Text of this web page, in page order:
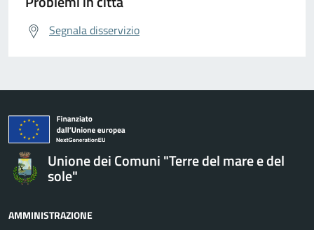
Segnala disservizio
Unione dei Comuni "Terre del mare e del
sole"
AMMINISTRAZIONE